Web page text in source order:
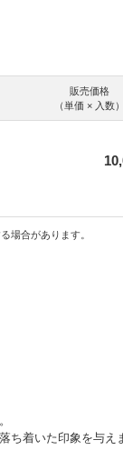
販売価格
（単価 × 入数）
場合があります。
ち着いた印象を与え